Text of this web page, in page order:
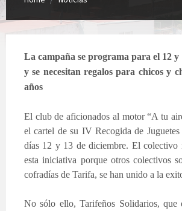
La campaña se programa para el 12 y
y se necesitan regalos para chicos y
años
El club de aficionados al motor “A tu
el cartel de su IV Recogida de
días 12 y 13 de diciembre. El colectivo
esta iniciativa porque otros colectivos
cofradías de Tarifa, se han unido a la
No sólo ello, Tarifeños Solidarios, que